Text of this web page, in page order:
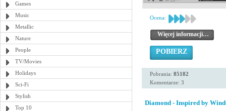
Games
Music
Metallic
Nature
People
TV/Movies
Holidays
Sci-Fi
Stylish
Top 10
Ocena:
Więcej informacji…
POBIERZ
Pobrania: 85182
Komentarze: 3
Diamond - Inspired by